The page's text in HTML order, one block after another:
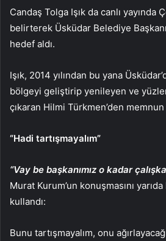
Candaş Tolga Işık da canlı yayında
belirterek Üsküdar Belediye
hedef aldı.
Işık, 2014 yılından bu yana
bölgeyi geliştirip yenileyen ve
çıkaran Hilmi Türkmen’den memnun
“Hadi tartışmayalım”
“Vay be başkanımız o kadar
Murat Kurum’un konuşmasını
kullandı:
Bunu tartışmayalım, onu